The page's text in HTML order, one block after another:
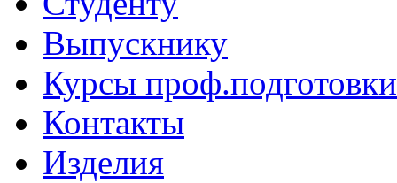
Выпускнику
Курсы проф.подготовки
Контакты
Изделия